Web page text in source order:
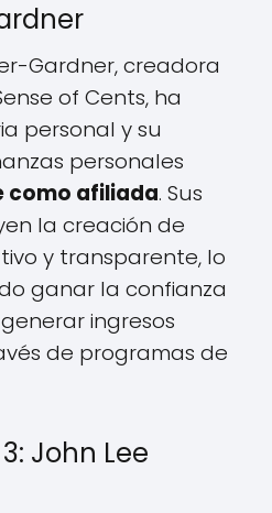
Gardner, creadora
of Cents, ha
personal y su
personales
como afiliada. Sus
la creación de
y transparente, lo
ganar la confianza
ingresos
de programas de
John Lee